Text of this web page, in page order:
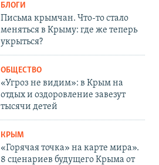
БЛОГИ
Письма крымчан. Что-то стало
меняться в Крыму: где же теперь
укрыться?
ОБЩЕСТВО
«Угроз не видим»: в Крым на
отдых и оздоровление завезут
тысячи детей
КРЫМ
«Горячая точка» на карте мира».
8 сценариев будущего Крыма от